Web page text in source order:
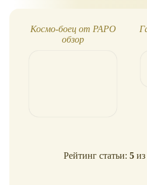
Космо-боец от PAPO
обзор
Рейтинг статьи: 5 из